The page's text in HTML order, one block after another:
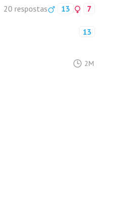
20 respostas 13 7
13
2M